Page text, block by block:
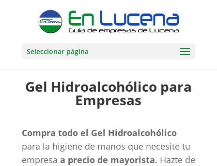
Seleccionar página
Gel Hidroalcohólico para
Empresas
Compra todo el Gel Hidroalcohólico
para la higiene de manos que necesite tu
empresa a precio de mayorista. Hazte de